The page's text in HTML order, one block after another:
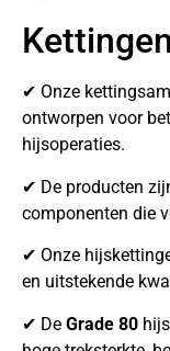
✔ Onze
ontworpen voor
hijsoperaties.
✔ De producten
componenten die
✔ Onze
en uitstekende
✔ De Grade 80